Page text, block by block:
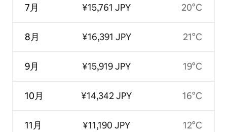
7月
8月
9月
10月
11月
¥15,761 JPY
¥16,391 JPY
¥15,919 JPY
¥14,342 JPY
¥11,190 JPY
20°C
21°C
19°C
16°C
12°C